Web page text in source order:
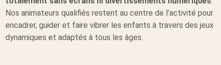
Nos animateurs qualifiés restent au centre de l’activité pour
encadrer, guider et faire vibrer les enfants à travers des jeux
dynamiques et adaptés à tous les âges.